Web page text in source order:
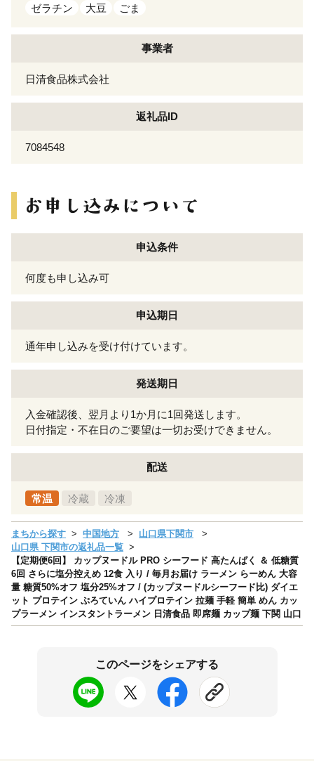
ゼラチン 大豆 ごま
事業者
日清食品株式会社
返礼品ID
7084548
申込条件
何度も申し込み可
申込期日
通年申し込みを受け付けています。
発送期日
入金確認後、翌月より1か月に1回発送します。
日付指定・不在日のご要望は一切お受けできません。
配送
常温 冷蔵 冷凍
まちから探す 中国地方
山口県下関市
山口県 下関市の返礼品一覧
【定期便6回】 カップヌードル PRO シーフード 高たんぱく ＆ 低糖質
6回 さらに塩分控えめ 12食 入り / 毎月お届け ラーメン らーめん 大容
量 糖質50%オフ 塩分25%オフ / (カップヌードルシーフード比) ダイエ
ット プロテイン ぷろていん ハイプロテイン 拉麺 手軽 簡単 めん カッ
プラーメン インスタントラーメン 日清食品 即席麺 カップ麺 下関 山口
このページをシェアする